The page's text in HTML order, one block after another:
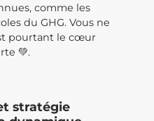
comme les
du GHG. Vous ne
pourtant le cœur
💚.
stratégie